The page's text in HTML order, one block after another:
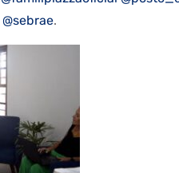
@sebrae.